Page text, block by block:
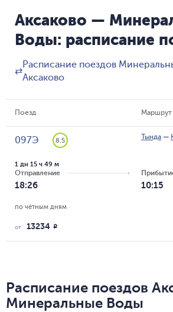
Аксаково —
Воды: расписание
⇄
Расписание поездов
Аксаково
Поезд Маршрут
097Э 8.5 Тында —
Отправление
18:26
1 дн 15 ч 49 м
10:15
по чётным дням
от 13234 R
Расписание поездов
Минеральные Воды